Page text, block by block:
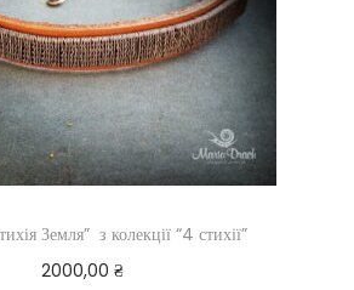
Земля” з колекції “4 стихії”
2000,00 ₴